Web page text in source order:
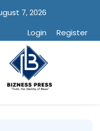
7, 2026
Login
Register